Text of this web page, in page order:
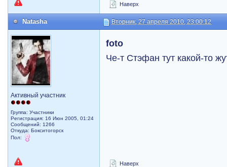
Наверх
Natasha Вторник, 27 апреля 2010, 23:00:12
Активный участник
Группа: Участники
Регистрация: 16 Июн 2005, 01:24
Сообщений: 1266
Откуда: Бокситогорск
Пол:
foto
Че-т Стэфан тут какой-то
Наверх